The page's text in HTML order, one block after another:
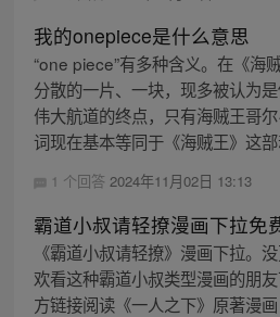
我的onepiece是什么意思
“one piece”有多种含义。在《海
分散的一片、一块，现多被认为
伟大航道的终点，只有海贼王哥
词现在基本等同于《海贼王》这
1 个回答 2024年11月02日 13:13
霸道小叔请轻撩漫画下拉免
《霸道小叔请轻撩》漫画下拉。
欢看这种霸道小叔类型漫画的朋
方链接阅读《一人之下》原著漫画